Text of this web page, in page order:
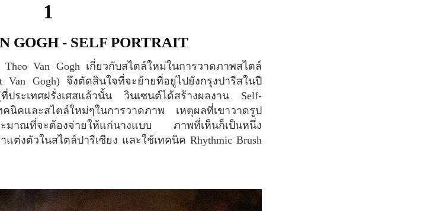
1
GOGH - SELF PORTRAIT
Gogh) จึงตัดสินใจที่จะย้ายที่อยู่ไปยังกรุงปารีสในปี
ประเทศฝรั่งเศสแล้วนั้น วินเซนต์ได้สร้างผลงาน Self-
คและสไตล์ใหม่ๆในการวาดภาพ เหตุผลที่เขาวาดรูป
ระมาณที่จะต้องจ่ายให้แก่นางแบบ ภาพที่เห็นก็เป็นหนึ่ง
แต่งตัวในสไตล์ปารีเซียง และใช้เทคนิค Rhythmic Brush